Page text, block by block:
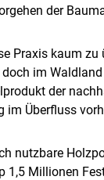
der
Praxis kaum zu
im
der
im Überfluss
nutzbare
1,5 Millionen